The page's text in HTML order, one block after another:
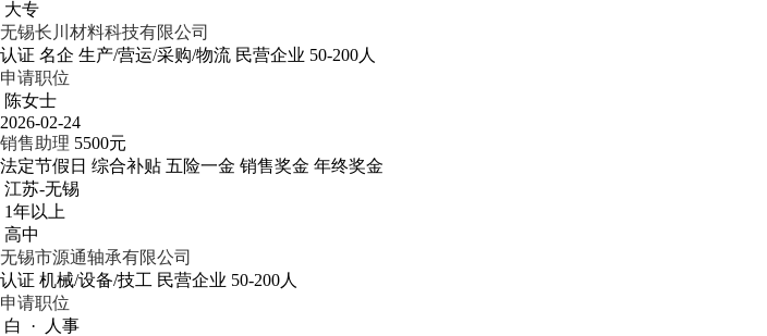
大专
无锡长川材料科技有限公司
认证 名企 生产/营运/采购/物流 民营企业 50-200人
申请职位
陈女士
2026-02-24
销售助理 5500元
法定节假日 综合补贴 五险一金 销售奖金 年终奖金
江苏-无锡
1年以上
高中
无锡市源通轴承有限公司
认证 机械/设备/技工 民营企业 50-200人
申请职位
白 · 人事